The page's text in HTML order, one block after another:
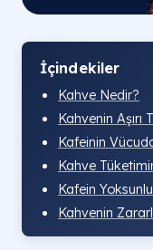
İçindekiler
Kahve Nedir?
Kahvenin Aşırı
Kafeinin
Kahve
Kafein
Kahvenin